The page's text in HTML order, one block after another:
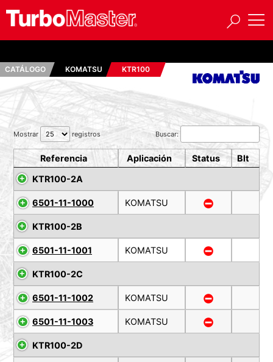
CATÁLOGO KOMATSU KTR100
Mostrar registros Buscar:
Referencia Aplicación Status
Blt
KTR100-2A
6501-11-1000 KOMATSU
KTR100-2B
6501-11-1001 KOMATSU
KTR100-2C
6501-11-1002 KOMATSU
6501-11-1003 KOMATSU
KTR100-2D